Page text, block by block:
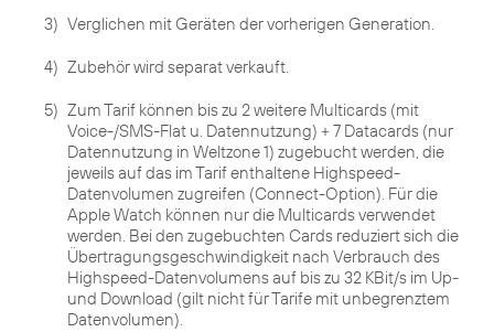
3) Verglichen mit Geräten der vorherigen Generation.
4) Zubehör wird separat verkauft.
5) Zum Tarif können bis zu 2 weitere Multicards (mit
Voice-/SMS-Flat u. Datennutzung) + 7 Datacards (nur
Datennutzung in Weltzone 1) zugebucht werden, die
jeweils auf das im Tarif enthaltene Highspeed-
Datenvolumen zugreifen (Connect-Option). Für die
Apple Watch können nur die Multicards verwendet
werden. Bei den zugebuchten Cards reduziert sich die
Übertragungsgeschwindigkeit nach Verbrauch des
Highspeed-Datenvolumens auf bis zu 32 KBit/s im Up-
und Download (gilt nicht für Tarife mit unbegrenztem
Datenvolumen).